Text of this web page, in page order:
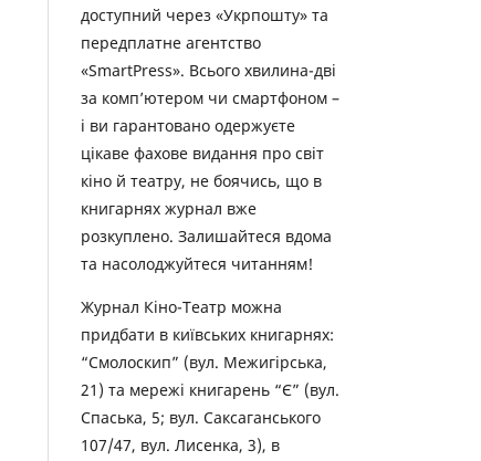
доступний через «Укрпошту» та
передплатне агентство
«SmartPress». Всього хвилина-дві
за комп’ютером чи смартфоном –
і ви гарантовано одержуєте
цікаве фахове видання про світ
кіно й театру, не боячись, що в
книгарнях журнал вже
розкуплено. Залишайтеся вдома
та насолоджуйтеся читанням!
Журнал Кіно-Театр можна
придбати в київських книгарнях:
“Смолоскип” (вул. Межигірська,
21) та мережі книгарень “Є” (вул.
Спаська, 5; вул. Саксаганського
107/47, вул. Лисенка, 3), в